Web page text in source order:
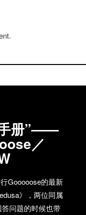
手册”——
／
Gooooose的最新
》，两位同属
问题的时候也带